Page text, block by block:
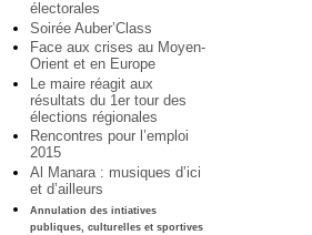
électorales
Soirée Auber’Class
Face aux crises au Moyen-
Orient et en Europe
Le maire réagit aux
résultats du 1er tour des
élections régionales
Rencontres pour l’emploi
2015
Al Manara : musiques d’ici
et d’ailleurs
Annulation des intiatives
publiques, culturelles et sportives